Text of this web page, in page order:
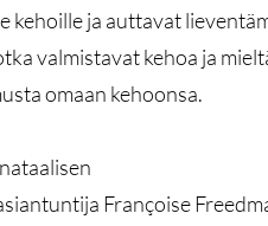
kehoille ja auttavat
valmistavat kehoa ja
omaan kehoonsa.
Françoise